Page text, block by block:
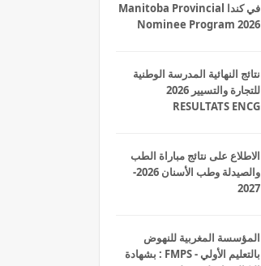
في كندا Manitoba Provincial
Nominee Program 2026
نتائج النهائية المدرسة الوطنية
للتجارة والتسيير 2026
RESULTATS ENCG
الاطلاع على نتائج مباراة الطب
والصيدلة وطب الأسنان 2026-
2027
المؤسسة المغربية للنهوض
بالتعليم الأولي - FMPS : بشهادة